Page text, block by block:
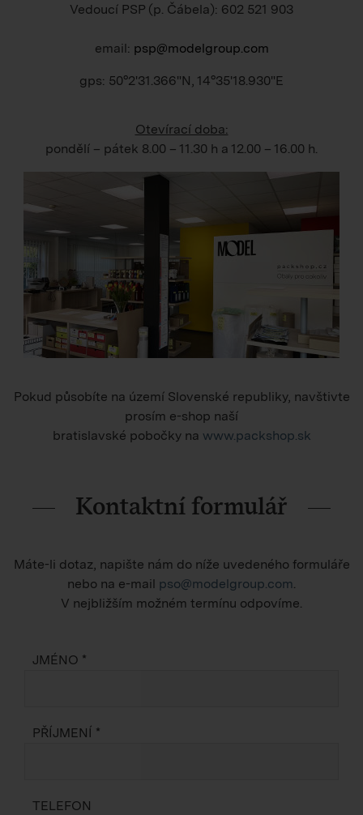
Vedoucí PSP (p. Čábela): 602 521 903
email: psp@modelgroup.com
gps: 50°2'31.366"N, 14°35'18.930"E
Otevírací doba:
pondělí – pátek 8.00 – 11.30 h a 12.00 – 16.00 h
Pokud působíte na území Slovenské republiky, navštivte
prosím e-shop naší
bratislavské pobočky na www.packshop.sk
Kontaktní formulář
Máte-li dotaz, napište nám do níže uvedeného formuláře
nebo na e-mail pso@modelgroup.com
V nejbližším možném termínu odpovíme.
JMÉNO *
PŘÍJMENÍ *
TELEFON